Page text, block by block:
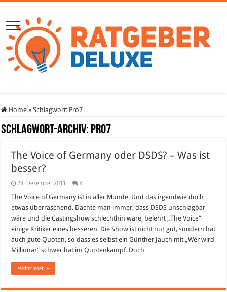
Home » Schlagwort: Pro7
Schlagwort-Archiv: Pro7
The Voice of Germany oder DSDS? – Was ist
besser?
23. Dezember 2011 4
The Voice of Germany ist in aller Munde. Und das irgendwie doch
etwas überraschend. Dachte man immer, dass DSDS unschlagbar
wäre und die Castingshow schlechthin wäre, belehrt „The Voice“
einige Kritiker eines besseren. Die Show ist nicht nur gut, sondern hat
auch gute Quoten, so dass es selbst ein Günther Jauch mit „Wer wird
Millionär“ schwer hat im Quotenkampf. Doch …
Weiterlesen »